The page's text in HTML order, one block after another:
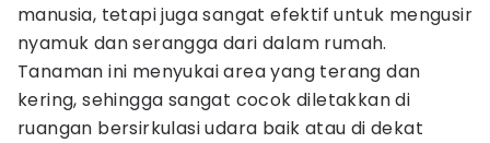
manusia, tetapi juga sangat efektif untuk mengusir
nyamuk dan serangga dari dalam rumah.
Tanaman ini menyukai area yang terang dan
kering, sehingga sangat cocok diletakkan di
ruangan bersirkulasi udara baik atau di dekat